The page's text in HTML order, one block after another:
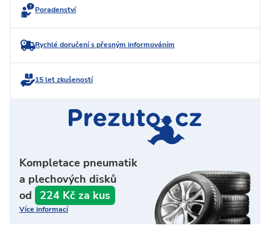
Poradenství
Rychlé doručení s přesným informováním
15 let zkušeností
Kompletace pneumatik
a plechových disků
od
224 Kč za kus
Více informací